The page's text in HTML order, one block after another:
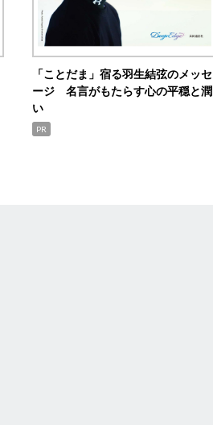
「ことだま」宿る羽生結弦のメッセ
ージ 名言がもたらす心の平穏と潤
い
PR